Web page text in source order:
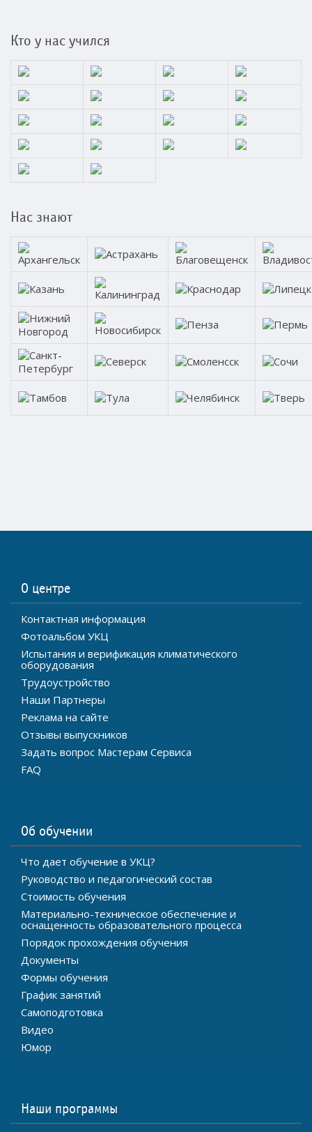
Кто у нас учился
Нас знают
О центре
Контактная информация
Фотоальбом УКЦ
Испытания и верификация климатического
оборудования
Трудоустройство
Наши Партнеры
Реклама на сайте
Отзывы выпускников
Задать вопрос Мастерам Сервиса
FAQ
Об обучении
Что дает обучение в УКЦ?
Руководство и педагогический состав
Стоимость обучения
Материально-техническое обеспечение и
оснащенность образовательного процесса
Порядок прохождения обучения
Документы
Формы обучения
График занятий
Самоподготовка
Видео
Юмор
Наши программы